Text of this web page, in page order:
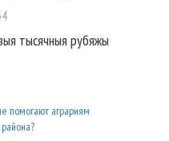
тысячныя рубяжы